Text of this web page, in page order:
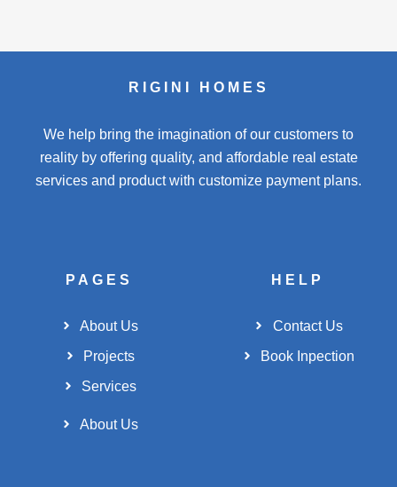
RIGINI HOMES
We help bring the imagination of our customers to
reality by offering quality, and affordable real estate
services and product with customize payment plans.
PAGES
About Us
Projects
Services
About Us
HELP
Contact Us
Book Inpection